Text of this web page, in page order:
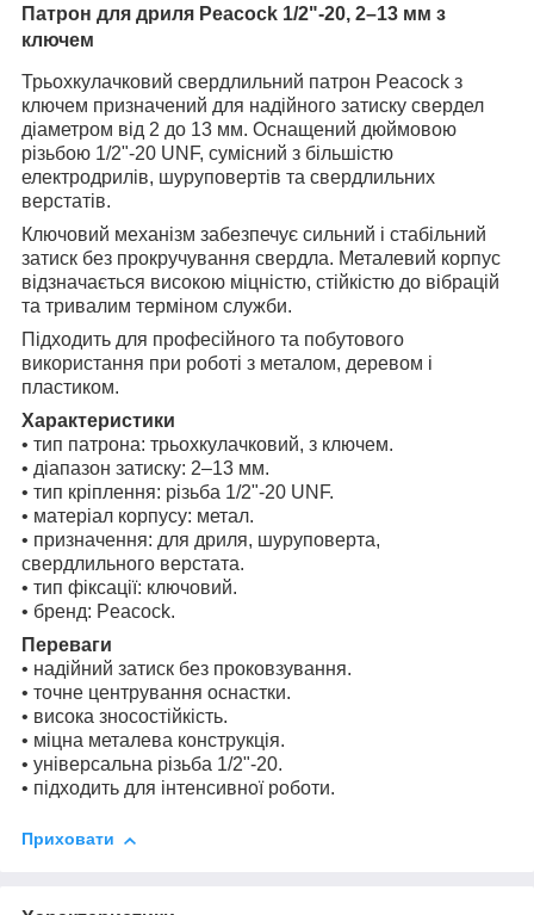
Патрон для дриля Peacock 1/2"-20, 2–13 мм з
ключем
Трьохкулачковий свердлильний патрон Peacock з
ключем призначений для надійного затиску свердел
діаметром від 2 до 13 мм. Оснащений дюймовою
різьбою 1/2"-20 UNF, сумісний з більшістю
електродрилів, шуруповертів та свердлильних
верстатів.
Ключовий механізм забезпечує сильний і стабільний
затиск без прокручування свердла. Металевий корпус
відзначається високою міцністю, стійкістю до вібрацій
та тривалим терміном служби.
Підходить для професійного та побутового
використання при роботі з металом, деревом і
пластиком.
Характеристики
• тип патрона: трьохкулачковий, з ключем.
• діапазон затиску: 2–13 мм.
• тип кріплення: різьба 1/2"-20 UNF.
• матеріал корпусу: метал.
• призначення: для дриля, шуруповерта,
свердлильного верстата.
• тип фіксації: ключовий.
• бренд: Peacock.
Переваги
• надійний затиск без проковзування.
• точне центрування оснастки.
• висока зносостійкість.
• міцна металева конструкція.
• універсальна різьба 1/2"-20.
• підходить для інтенсивної роботи.
Приховати